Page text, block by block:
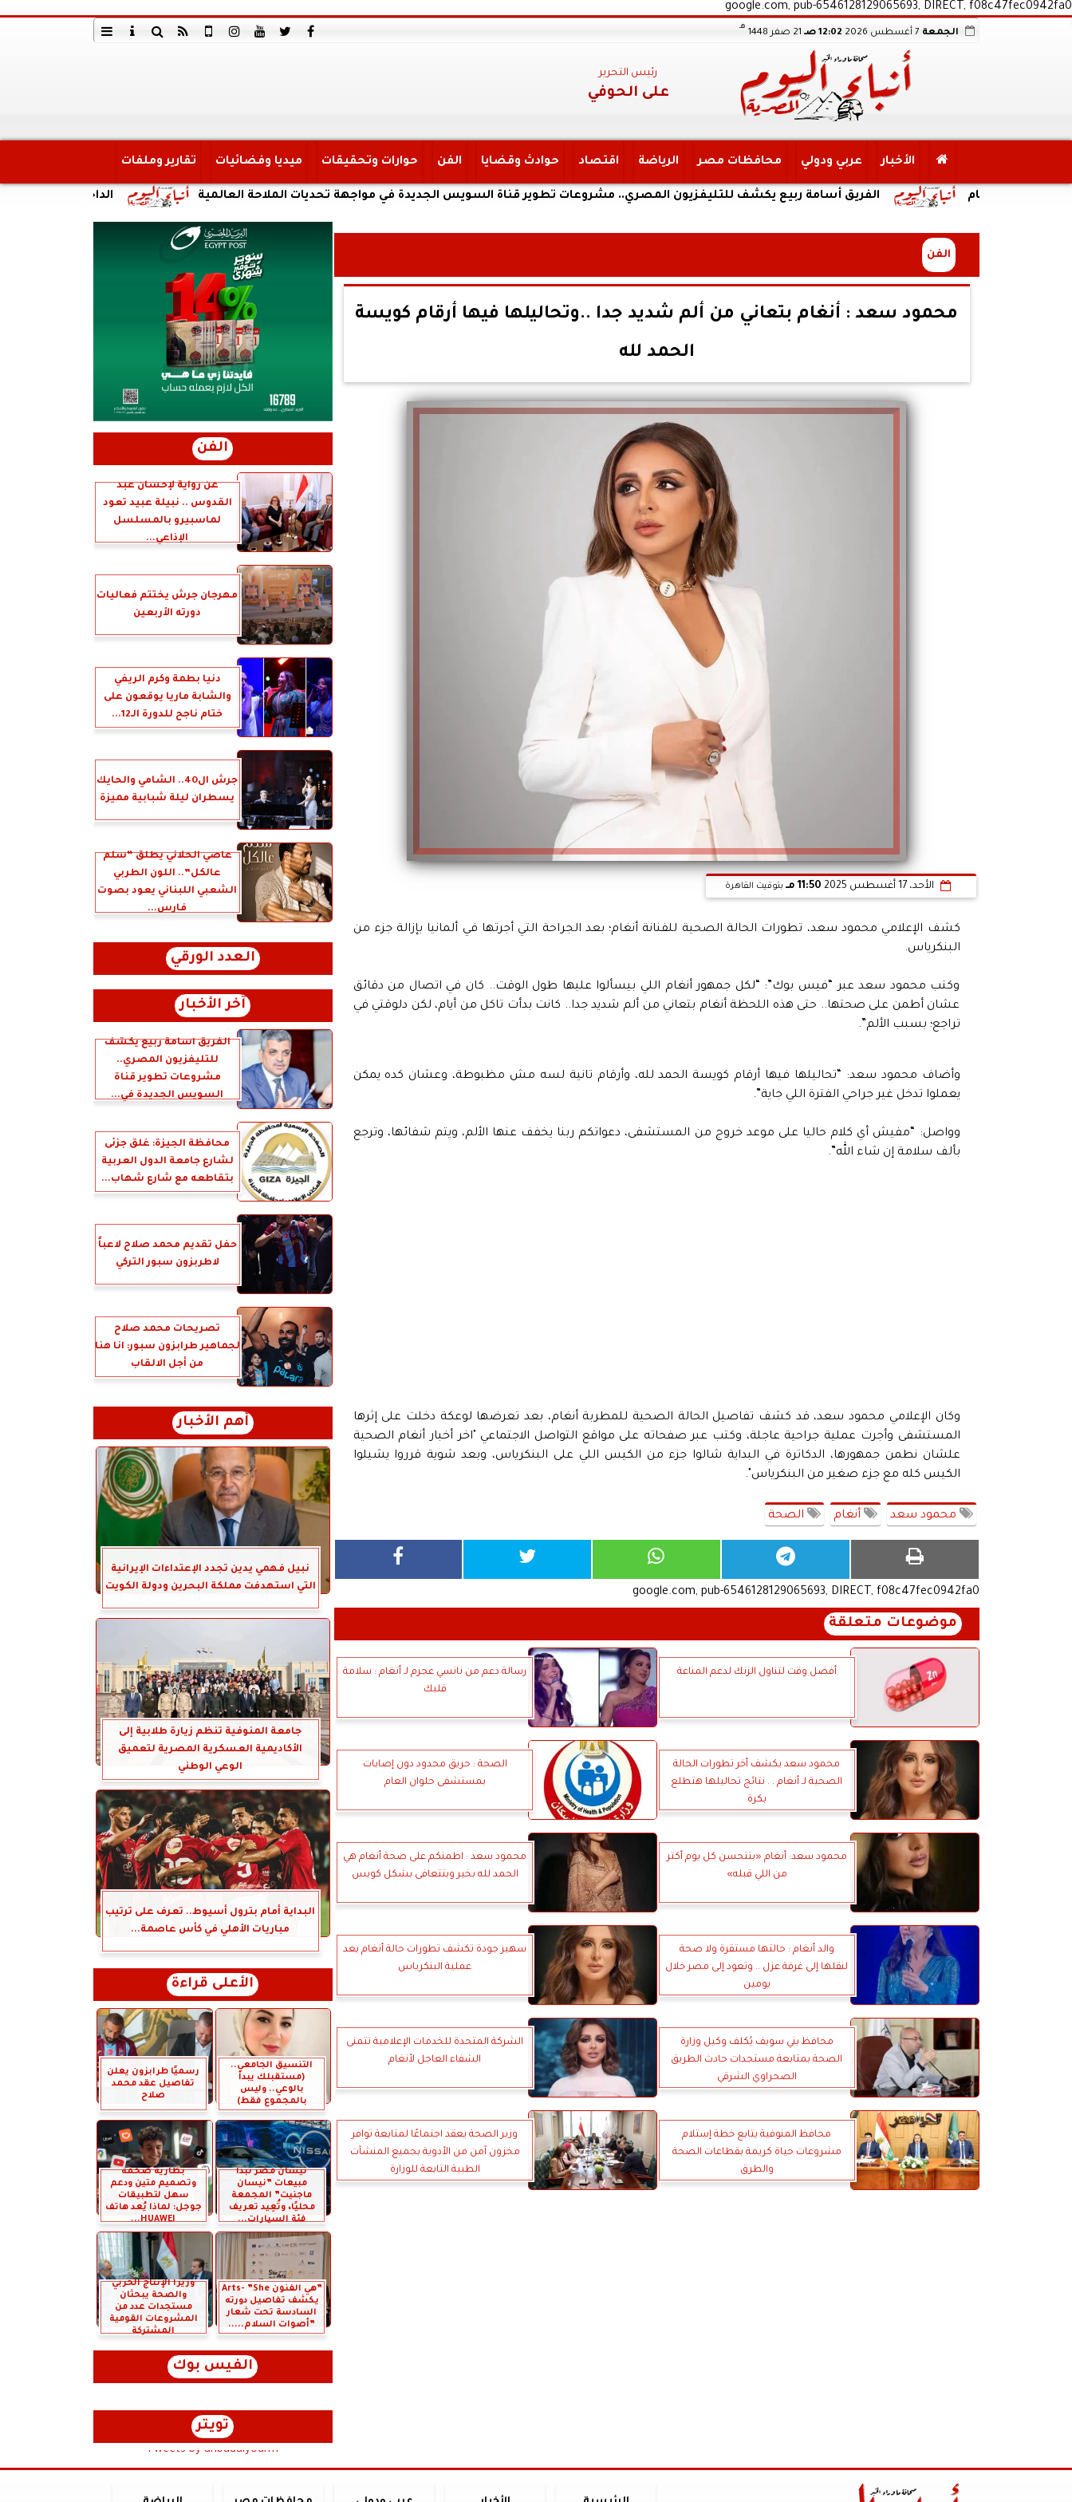
google.com, pub-6546128129065693, DIRECT, f08c47fec0942fa0
الجمعة 12:02 صـ 21 صفر 1448
هـ
رئيس التحرير
على الحوفي
الأخبار عربي ودولي محافظات مصر الرياضة اقتصاد حوادث وقضايا الفن حوارات وتحقيقات ميديا وفضائيات تقارير وملفات
الداخلية:ضبط أحد الفريق أسامة ربيع يكشف للتليفزيون المصري.. مشروعات تطوير قناة السويس الجديدة في مواجهة تحديات الملاحة العالمية
الفن
محمود سعد : أنغام بتعاني من ألم شديد جدا ..وتحاليلها فيها أرقام كويسة
الحمد لله
الأحد، 17 أغسطس 2025 11:50 مـ بتوقيت القاهرة
كشف الإعلامي محمود سعد، تطورات الحالة الصحية للفنانة أنغام؛ بعد الجراحة التي أجرتها في ألمانيا بإزالة جزء من
البنكرياس.
وكتب محمود سعد عبر “فيس بوك”: “لكل جمهور أنغام اللي بيسألوا عليها طول الوقت.. كان في اتصال من دقائق
عشان أطمن على صحتها.. حتى هذه اللحظة أنغام بتعاني من ألم شديد جدا.. كانت بدأت تاكل من أيام، لكن دلوقتي في
تراجع؛ بسبب الألم”.
وأضاف محمود سعد: “تحاليلها فيها أرقام كويسة الحمد لله، وأرقام تانية لسه مش مظبوطة، وعشان كده يمكن
يعملوا تدخل غير جراحي الفترة اللي جاية”.
وواصل: “مفيش أي كلام حاليا على موعد خروج من المستشفى، دعواتكم ربنا يخفف عنها الألم، ويتم شفائها، وترجع
بألف سلامة إن شاء الله”.
وكان الإعلامي محمود سعد، قد كشف تفاصيل الحالة الصحية للمطربة أنغام، بعد تعرضها لوعكة دخلت على إثرها
المستشفى وأجرت عملية جراحية عاجلة، وكتب عبر صفحاته على مواقع التواصل الاجتماعي "اخر أخبار أنغام الصحية
علشان نطمن جمهورها، الدكاترة في البداية شالوا جزء من الكيس اللي على البنكرياس، وبعد شوية قرروا يشيلوا
الكيس كله مع جزء صغير من البنكرياس".
محمود سعد أنغام الصحة
google.com, pub-6546128129065693, DIRECT, f08c47fec0942fa0
موضوعات متعلقة
أفضل وقت لتناول الزنك لدعم المناعة
رسالة دعم من نانسي عجرم لـ أنغام : سلامة
قلبك
محمود سعد يكشف أخر تطورات الحالة
الصحية لـ أنغام . . نتائج تحاليلها هتطلع
بكرة
الصحة : حريق محدود دون إصابات
بمستشفى حلوان العام
محمود سعد: أنغام «بتتحسن كل يوم أكتر
من اللي قبله»
محمود سعد : اطمنكم على صحة أنغام هي
الحمد لله بخير وبتتعافى بشكل كويس
والد أنغام : حالتها مستقرة ولا صحة
لنقلها إلى غرفة عزل .. وتعود إلى مصر خلال
يومين
سهير جودة تكشف تطورات حالة أنغام بعد
عملية البنكرياس
محافظ بني سويف يُكلف وكيل وزارة
الصحة بمتابعة مستجدات حادث الطريق
الصحراوي الشرقي
الشركة المتحدة للخدمات الإعلامية تتمنى
الشفاء العاجل لأنغام
محافظ المنوفية يتابع خطة إستلام
مشروعات حياة كريمة بقطاعات الصحة
والطرق
وزير الصحة يعقد اجتماعًا لمتابعة توافر
مخزون آمن من الأدوية بجميع المنشآت
الطبية التابعة للوزارة
الفن
عن رواية لإحسان عبد
القدوس .. نبيلة عبيد تعود
لماسبيرو بالمسلسل
الإذاعي...
مهرجان جرش يختتم فعاليات
دورته الأربعين
دنيا بطمة وكرم الريفي
والشابة ماريا يوقعون على
ختام ناجح للدورة الـ12...
جرش ال40.. الشامي والحايك
يسطران ليلة شبابية مميزة
عاصي الحلاني يطلق “سلّم
عالكل”.. اللون الطربي
الشعبي اللبناني يعود بصوت
فارس...
العدد الورقي
آخر الأخبار
الفريق أسامة ربيع يكشف
للتليفزيون المصري..
مشروعات تطوير قناة
السويس الجديدة في...
محافظة الجيزة: غلق جزئى
لشارع جامعة الدول العربية
بتقاطعه مع شارع شهاب...
حفل تقديم محمد صلاح لاعباً
لاطربزون سبور التركي
تصريحات محمد صلاح
لجماهير طرابزون سبور: انا هنا
من أجل الالقاب
أهم الأخبار
نبيل فهمي يدين تجدد الإعتداءات الإيرانية
التي استهدفت مملكة البحرين ودولة الكويت
جامعة المنوفية تنظم زيارة طلابية إلى
الأكاديمية العسكرية المصرية لتعميق
الوعي الوطني
البداية أمام بترول أسيوط.. تعرف على ترتيب
مباريات الأهلي في كأس عاصمة...
الأعلى قراءة
التنسيق الجامعي..
(مستقبلك يبدأ
بالوعي.. وليس
بالمجموع فقط)
رسميًا طرابزون يعلن
تفاصيل عقد محمد
صلاح
نيسان مصر تبدأ
مبيعات ”نيسان
ماجنيت” المجمعة
محليًا، وتُعِيد تعريف
فئة السيارات...
بطارية ضخمة
وتصميم متين ودعم
سهل لتطبيقات
جوجل: لماذا يُعد هاتف
HUAWEI...
”هي الفنون Arts- ”She
يكشف تفاصيل دورته
السادسة تحت شعار
”أصوات السلام.....
وزيرا الإنتاج الحربي
والصحة يبحثان
مستجدات عدد من
المشروعات القومية
المشتركة
الفيس بوك
تويتر
Tweets by anbaaalyoum1